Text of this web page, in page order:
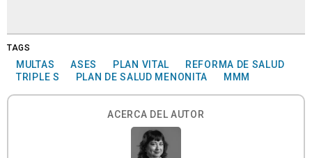
TAGS
MULTAS ASES PLAN VITAL
REFORMA DE SALUD
TRIPLE S
PLAN DE SALUD MENONITA MMM
ACERCA DEL AUTOR